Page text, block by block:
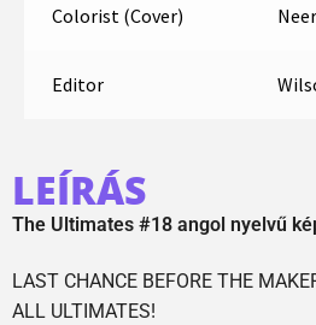
Colorist (Cover)
Editor
LEÍRÁS
The Ultimates #18 angol nyelvű
LAST CHANCE BEFORE THE
ALL ULTIMATES!